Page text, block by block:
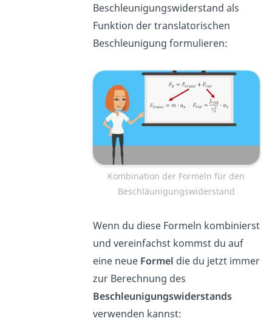
Beschleunigungswiderstand als
Funktion der translatorischen
Beschleunigung formulieren:
Kombination der Formeln für den
Beschläunigungswiderstand
Wenn du diese Formeln kombinierst
und vereinfachst kommst du auf
eine neue Formel die du jetzt immer
zur Berechnung des
Beschleunigungswiderstands
verwenden kannst: